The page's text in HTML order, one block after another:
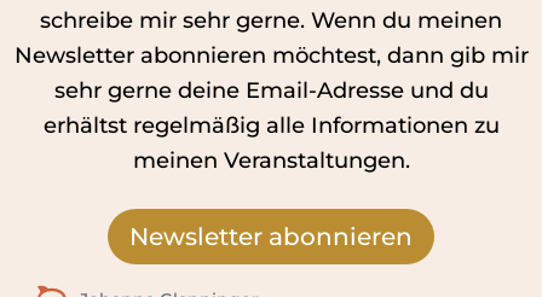
schreibe mir sehr gerne. Wenn du meinen
Newsletter abonnieren möchtest, dann gib mir
sehr gerne deine Email-Adresse und du
erhältst regelmäßig alle Informationen zu
meinen Veranstaltungen.
Newsletter abonnieren